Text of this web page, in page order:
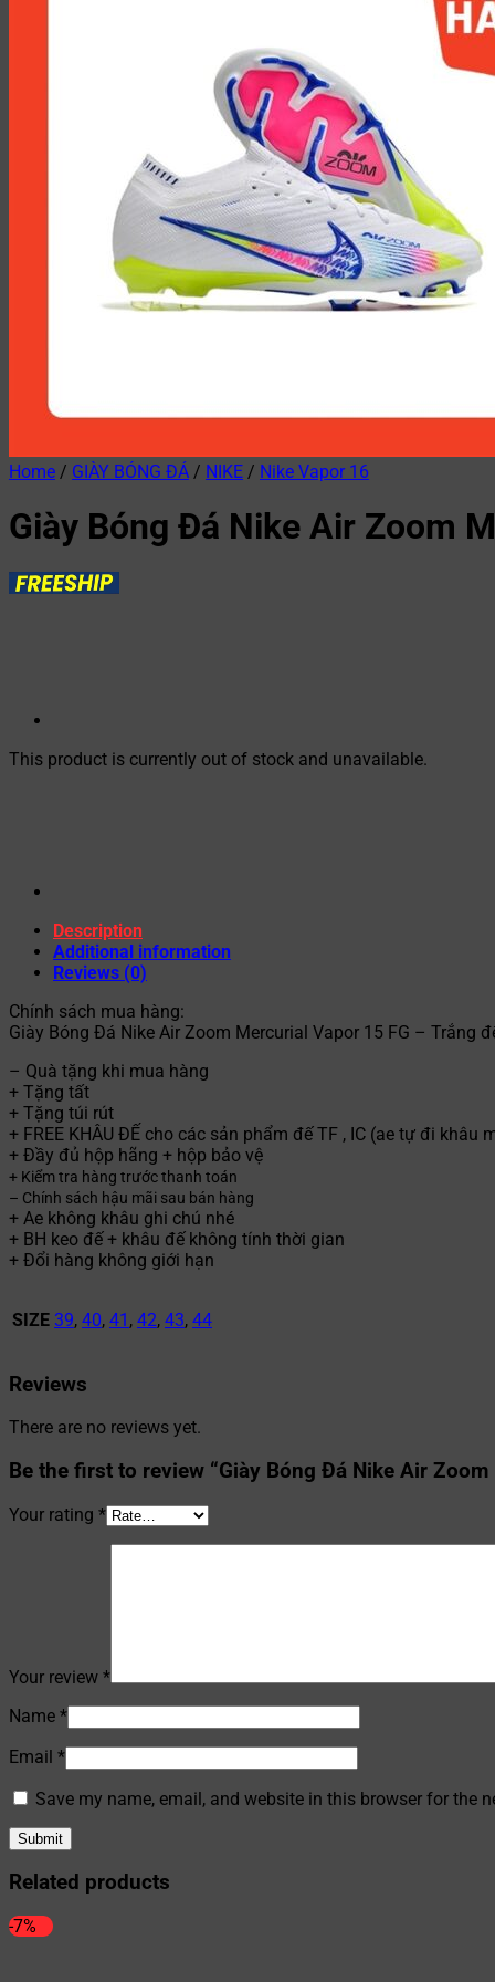
Home / GIÀY BÓNG ĐÁ / NIKE / Nike Vapor 16
Giày Bóng Đá Nike Air Zoom
This product is currently out of stock and unavailable.
Description
Additional information
Reviews (0)
Chính sách mua hàng:
Giày Bóng Đá Nike Air Zoom Mercurial Vapor 15 FG – Trắng
– Quà tặng khi mua hàng
+ Tặng tất
+ Tặng túi rút
+ FREE KHÂU ĐẾ cho các sản phẩm đế TF , IC (ae tự đi
+ Đầy đủ hộp hãng + hộp bảo vệ
+ Kiểm tra hàng trước thanh toán
– Chính sách hậu mãi sau bán hàng
+ Ae không khâu ghi chú nhé
+ BH keo đế + khâu đế không tính thời gian
+ Đổi hàng không giới hạn
SIZE 39, 40, 41 , 42, 43, 44
Reviews
There are no reviews yet.
Be the first to review “Giày Bóng Đá Nike Air
Your rating *
Your review *
Name *
Email *
Save my name, email, and website in this browser for the
Related products
-7%